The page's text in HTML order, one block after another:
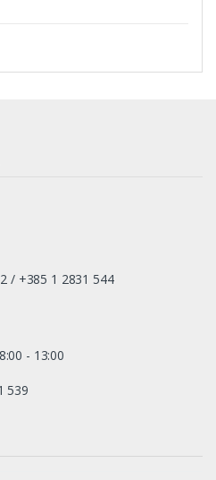
/ +385 1 2831 544
- 13:00
539